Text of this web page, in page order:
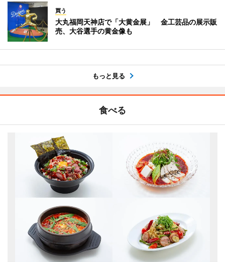
買う
大丸福岡天神店で「大黄金展」 金工芸品の展示販
売、大谷選手の黄金像も
もっと見る
食べる